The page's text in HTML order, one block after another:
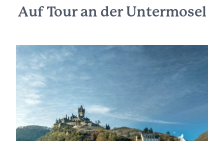
Auf Tour an der Untermosel